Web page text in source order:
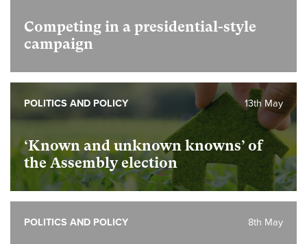
Competing in a presidential-style
campaign
‘Known and unknown knowns’ of
the Assembly election
13th May
POLITICS AND POLICY
8th May
POLITICS AND POLICY